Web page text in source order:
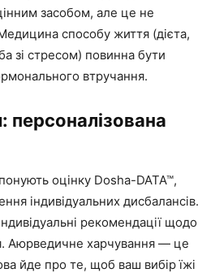
засобом, але це не
способу життя (дієта,
зі стресом) повинна бути
втручання.
персоналізована
оцінку Dosha-DATA™,
індивідуальних дисбалансів.
рекомендації щодо
Аюрведичне харчування — це
йде про те, щоб ваш вибір їжі